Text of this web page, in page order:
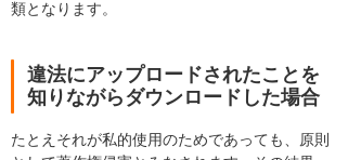
類となります。
違法にアップロードされたことを
知りながらダウンロードした場合
たとえそれが私的使用のためであっても、原則